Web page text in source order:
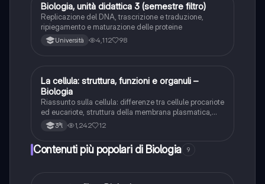
Biologia
Biologia, unità didattica 3 (semestre filtro)
Replicazione del DNA, trascrizione e traduzione,
ripiegamento e maturazione delle proteine
Università 4,112 98
Biologia
La cellula: struttura, funzioni e organuli –
Biologia
Riassunto sulla cellula: differenze tra cellule procariote
ed eucariote, struttura della membrana plasmatica,
organuli principali (nucleo, mitocondri,ribosomi,
apparato di Golgi,lisosomi,reticolo endoplasmatico,
3ªl 1,242 12
Contenuti più popolari di Biologia 9